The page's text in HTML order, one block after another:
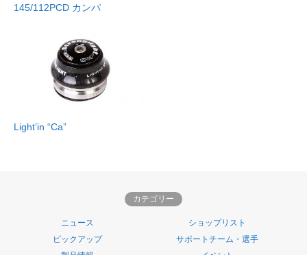
145/112PCD カンパ
Light’in “Ca”
カテゴリー
ニュース
ショップリスト
ピックアップ
サポートチーム・選手